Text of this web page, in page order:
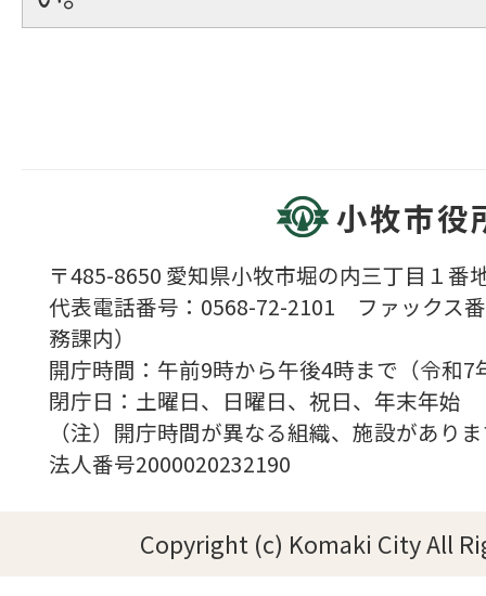
小牧市役
〒485-8650 愛知県小牧市堀の内三丁目１番
代表電話番号：0568-72-2101 ファックス
務課内）
開庁時間：午前9時から午後4時まで（令
閉庁日：土曜日、日曜日、祝日、年末年始
（注）開庁時間が異なる組織、施設があり
法人番号2000020232190
Copyright (c) Komaki City All